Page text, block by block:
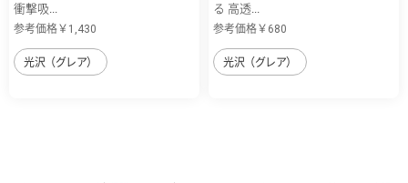
衝撃吸...
参考価格￥1,430
光沢（グレア）
る 高透...
参考価格￥680
光沢（グレア）